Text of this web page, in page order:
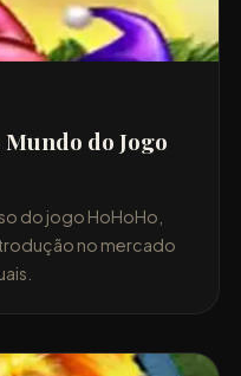
do Jogo
do jogo HoHoHo,
no mercado